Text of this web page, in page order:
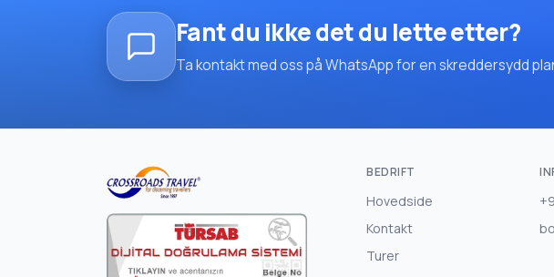
Fant du ikke det du lette etter?
Ta kontakt med oss på WhatsApp for en skreddersydd
BEDRIFT
Hovedside
Kontakt
Turer